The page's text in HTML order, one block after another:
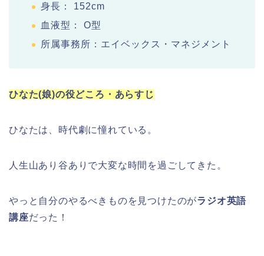
身長： 152cm
血液型： O型
所属事務所：エイベックス・マネジメント
ひなた(娘)の役どころ・あらすじ
ひなたは、時代劇に憧れている。
人生山あり谷ありで大変な時間を過ごしてきた。
やっと自分のやるべきものを見つけたのがラジオ英語
講座だった！